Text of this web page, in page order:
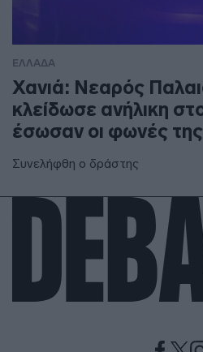
ΕΛΛΑΔΑ
Χανιά: Νεαρός
κλείδωσε ανήλικη
έσωσαν οι φωνές της
Συνελήφθη ο δράστης